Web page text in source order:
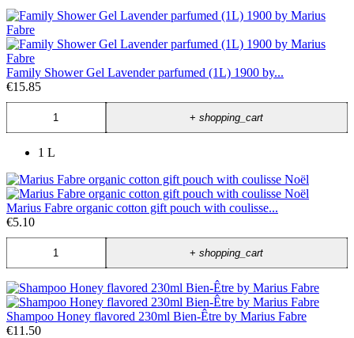
Family Shower Gel Lavender parfumed (1L) 1900 by...
€15.85
+shopping_cart
1 L
Marius Fabre organic cotton gift pouch with coulisse...
€5.10
+shopping_cart
Shampoo Honey flavored 230ml Bien-Être by Marius Fabre
€11.50